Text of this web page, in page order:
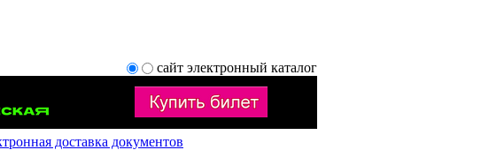
сайт электронный каталог
доставка документов